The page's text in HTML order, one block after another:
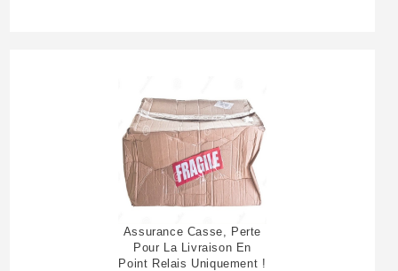
Assurance Casse, Perte
Pour La Livraison En
Point Relais Uniquement !